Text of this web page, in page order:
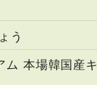
う
ム 本場韓国産キ